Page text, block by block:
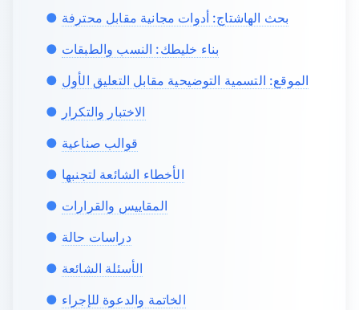
بحث الهاشتاج: أدوات مجانية مقابل محترفة
بناء خليطك: النسب والطبقات
الموقع: التسمية التوضيحية مقابل التعليق الأول
الاختبار والتكرار
قوالب صناعية
الأخطاء الشائعة لتجنبها
المقاييس والقرارات
دراسات حالة
الأسئلة الشائعة
الخاتمة والدعوة للإجراء